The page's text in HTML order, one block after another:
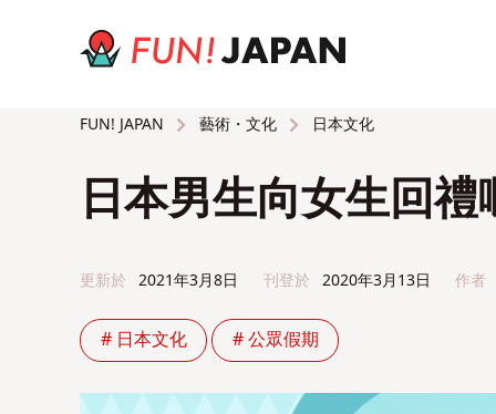
FUN! JAPAN 藝術・文化 日本文化
日本男生向女生回
更新於 2021年3月8日 刊登於 2020年3月13日 作者
# 日本文化 # 公眾假期